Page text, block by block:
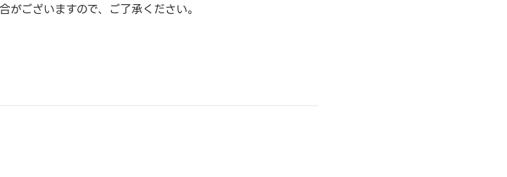
ございますので、ご了承ください。